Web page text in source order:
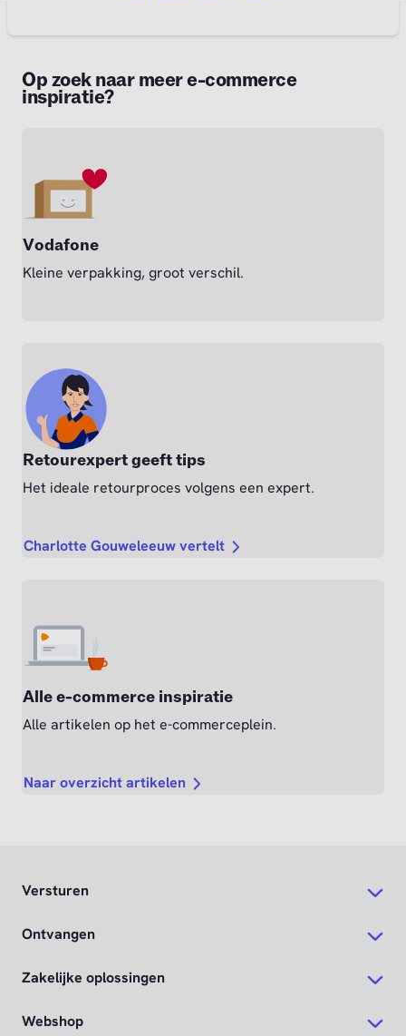
Op zoek naar meer e-commerce
inspiratie?
Vodafone
Kleine verpakking, groot verschil.
Retourexpert geeft tips
Het ideale retourproces volgens een expert.
Charlotte Gouweleeuw vertelt
Alle e-commerce inspiratie
Alle artikelen op het e-commerceplein.
Naar overzicht artikelen
Versturen
Ontvangen
Zakelijke oplossingen
Webshop